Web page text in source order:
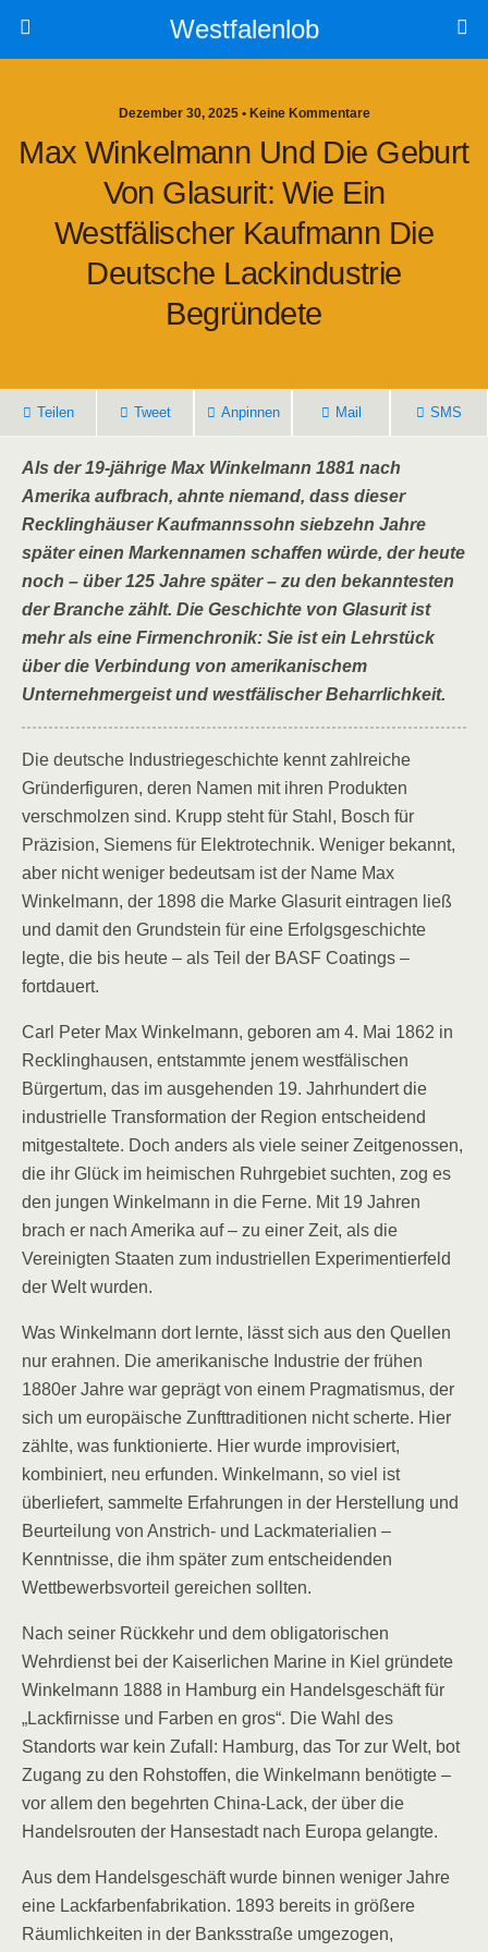
Westfalenlob
Dezember 30, 2025 • Keine Kommentare
Max Winkelmann Und Die Geburt
Von Glasurit: Wie Ein
Westfälischer Kaufmann Die
Deutsche Lackindustrie
Begründete
Teilen Tweet Anpinnen Mail SMS
Als der 19-jährige Max Winkelmann 1881 nach
Amerika aufbrach, ahnte niemand, dass dieser
Recklinghäuser Kaufmannssohn siebzehn Jahre
später einen Markennamen schaffen würde, der heute
noch – über 125 Jahre später – zu den bekanntesten
der Branche zählt. Die Geschichte von Glasurit ist
mehr als eine Firmenchronik: Sie ist ein Lehrstück
über die Verbindung von amerikanischem
Unternehmergeist und westfälischer Beharrlichkeit.
Die deutsche Industriegeschichte kennt zahlreiche
Gründerfiguren, deren Namen mit ihren Produkten
verschmolzen sind. Krupp steht für Stahl, Bosch für
Präzision, Siemens für Elektrotechnik. Weniger bekannt,
aber nicht weniger bedeutsam ist der Name Max
Winkelmann, der 1898 die Marke Glasurit eintragen ließ
und damit den Grundstein für eine Erfolgsgeschichte
legte, die bis heute – als Teil der BASF Coatings –
fortdauert.
Carl Peter Max Winkelmann, geboren am 4. Mai 1862 in
Recklinghausen, entstammte jenem westfälischen
Bürgertum, das im ausgehenden 19. Jahrhundert die
industrielle Transformation der Region entscheidend
mitgestaltete. Doch anders als viele seiner Zeitgenossen,
die ihr Glück im heimischen Ruhrgebiet suchten, zog es
den jungen Winkelmann in die Ferne. Mit 19 Jahren
brach er nach Amerika auf – zu einer Zeit, als die
Vereinigten Staaten zum industriellen Experimentierfeld
der Welt wurden.
Was Winkelmann dort lernte, lässt sich aus den Quellen
nur erahnen. Die amerikanische Industrie der frühen
1880er Jahre war geprägt von einem Pragmatismus, der
sich um europäische Zunfttraditionen nicht scherte. Hier
zählte, was funktionierte. Hier wurde improvisiert,
kombiniert, neu erfunden. Winkelmann, so viel ist
überliefert, sammelte Erfahrungen in der Herstellung und
Beurteilung von Anstrich- und Lackmaterialien –
Kenntnisse, die ihm später zum entscheidenden
Wettbewerbsvorteil gereichen sollten.
Nach seiner Rückkehr und dem obligatorischen
Wehrdienst bei der Kaiserlichen Marine in Kiel gründete
Winkelmann 1888 in Hamburg ein Handelsgeschäft für
„Lackfirnisse und Farben en gros“. Die Wahl des
Standorts war kein Zufall: Hamburg, das Tor zur Welt, bot
Zugang zu den Rohstoffen, die Winkelmann benötigte –
vor allem den begehrten China-Lack, der über die
Handelsrouten der Hansestadt nach Europa gelangte.
Aus dem Handelsgeschäft wurde binnen weniger Jahre
eine Lackfarbenfabrikation. 1893 bereits in größere
Räumlichkeiten in der Banksstraße umgezogen,